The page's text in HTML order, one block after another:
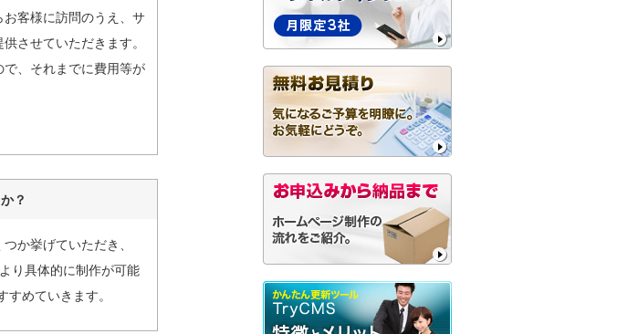
客様に訪問のうえ、サ
させていただきます。
、それまでに費用等が
？
か挙げていただき、
り具体的に制作が可能
めていきます。